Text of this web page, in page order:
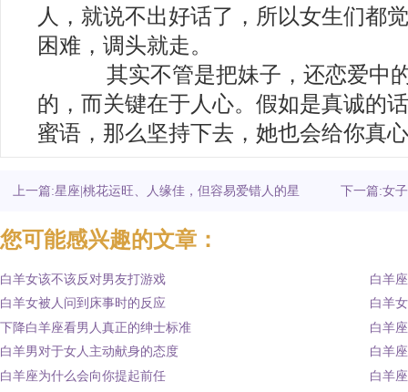
人，就说不出好话了，所以女生们都
困难，调头就走。
其实不管是把妹子，还恋爱中
的，而关键在于人心。假如是真诚的
蜜语，那么坚持下去，她也会给你真
上一篇:星座|桃花运旺、人缘佳，但容易爱错人的星
座女生
下一篇:女
您可能感兴趣的文章：
白羊女该不该反对男友打游戏
白羊女被人问到床事时的反应
下降白羊座看男人真正的绅士标准
白羊男对于女人主动献身的态度
白羊座为什么会向你提起前任
白羊
白羊
白羊
白羊
白羊